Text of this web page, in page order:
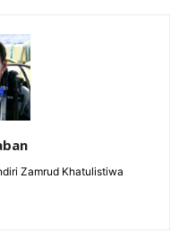
Zamrud Khatulistiwa